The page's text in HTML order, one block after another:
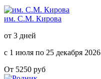
им. С.М. Кирова
от 3 дней
с 1 июля по 25 декабря 2026
От 5250 руб